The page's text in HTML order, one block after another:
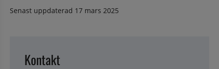
Senast uppdaterad 17 mars 2025
Kontakt